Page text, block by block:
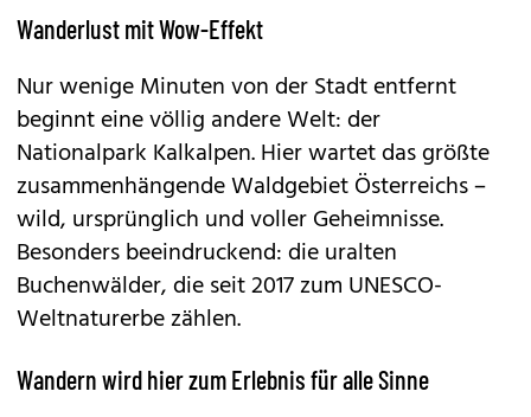
Wanderlust mit Wow-Effekt
Nur wenige Minuten von der Stadt entfernt
beginnt eine völlig andere Welt: der
Nationalpark Kalkalpen. Hier wartet das größte
zusammenhängende Waldgebiet Österreichs –
wild, ursprünglich und voller Geheimnisse.
Besonders beeindruckend: die uralten
Buchenwälder, die seit 2017 zum UNESCO-
Weltnaturerbe zählen.
Wandern wird hier zum Erlebnis für alle Sinne